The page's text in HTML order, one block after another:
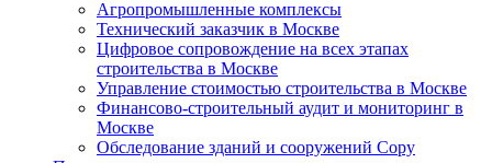
Агропромышленные комплексы
Технический заказчик в Москве
Цифровое сопровождение на всех этапах
строительства в Москве
Управление стоимостью строительства в Москве
Финансово-строительный аудит и мониторинг в
Москве
Обследование зданий и сооружений Copy